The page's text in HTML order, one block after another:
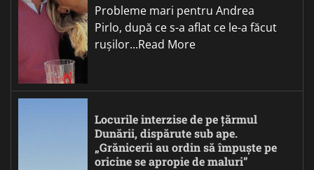
Probleme mari pentru Andrea
Pirlo, după ce s-a aflat ce le-a făcut
rușilor...Read More
Locurile interzise de pe țărmul
Dunării, dispărute sub ape.
„Grănicerii au ordin să împuște pe
oricine se apropie de maluri”